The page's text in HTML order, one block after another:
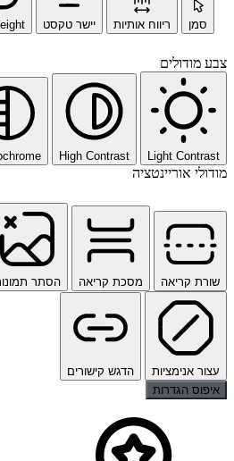
סמן ריווח אותיות יישר טקסט
צבע מודולים
Light Contrast
High Contrast
מודולי אוריינטציה
שורת קריאה מסכת קריאה הסתר
עצור אנימציות
הדגש קישורים
איפוס הגדרות